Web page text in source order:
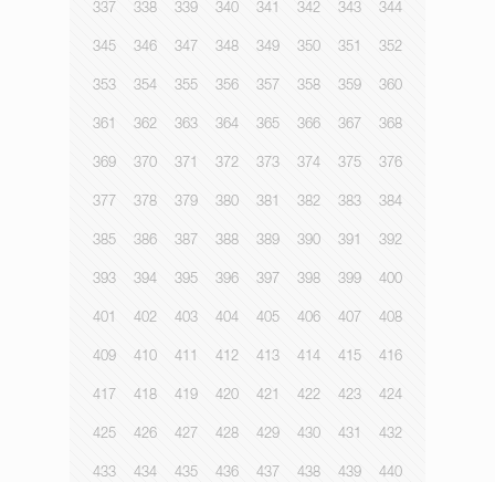
337 338 339 340 341 342 343 344
345 346 347 348 349 350 351 352
353 354 355 356 357 358 359 360
361 362 363 364 365 366 367 368
369 370 371 372 373 374 375 376
377 378 379 380 381 382 383 384
385 386 387 388 389 390 391 392
393 394 395 396 397 398 399 400
401 402 403 404 405 406 407 408
409 410 411 412 413 414 415 416
417 418 419 420 421 422 423 424
425 426 427 428 429 430 431 432
433 434 435 436 437 438 439 440